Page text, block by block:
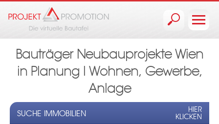
Bauträger Neubauprojekte Wien
in Planung I Wohnen, Gewerbe,
Anlage
SUCHE IMMOBILIEN
HIER
KLICKEN